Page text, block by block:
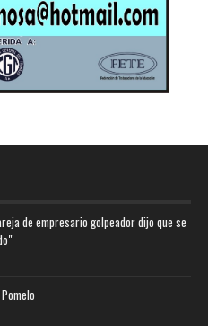
de empresario golpeador dijo que se